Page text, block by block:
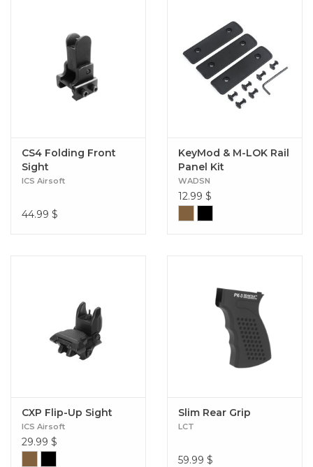
CS4 Folding Front
Sight
ICS Airsoft
44.99 $
KeyMod & M-LOK Rail
Panel Kit
WADSN
12.99 $
CXP Flip-Up Sight
ICS Airsoft
29.99 $
Slim Rear Grip
LCT
59.99 $